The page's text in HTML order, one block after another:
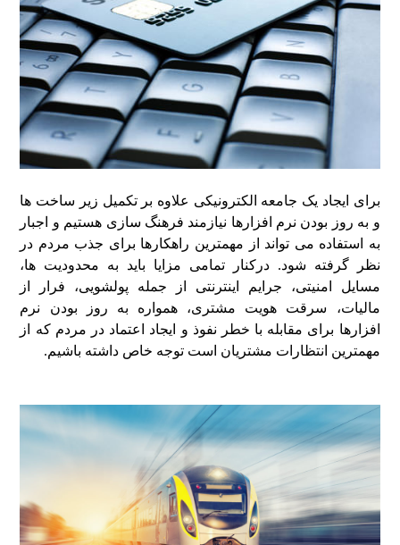
برای ایجاد یک جامعه الکترونیکی علاوه بر تکمیل زیر ساخت ها
و به روز بودن نرم افزارها نیازمند فرهنگ سازی هستیم و اجبار
به استفاده می تواند از مهمترین راهکارها برای جذب مردم در
نظر گرفته شود. درکنار تمامی مزایا باید به محدودیت ها،
مسایل امنیتی، جرایم اینترنتی از جمله پولشویی، فرار از
مالیات، سرقت هویت مشتری، همواره به روز بودن نرم
افزارها برای مقابله با خطر نفوذ و ایجاد اعتماد در مردم که از
مهمترین انتظارات مشتریان است توجه خاص داشته باشیم.